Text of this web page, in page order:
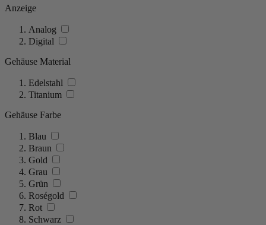
Anzeige
Analog
Digital
Gehäuse Material
Edelstahl
Titanium
Gehäuse Farbe
Blau
Braun
Gold
Grau
Grün
Roségold
Rot
Schwarz